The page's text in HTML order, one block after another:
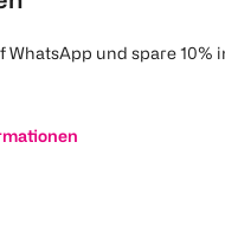
WhatsApp und spare 10%